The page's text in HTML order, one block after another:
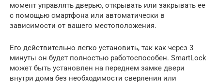
момент управлять дверью, открывать или закрывать ее
с помощью смартфона или автоматически в
зависимости от вашего местоположения.
Его действительно легко установить, так как через 3
минуты он будет полностью работоспособен. SmartLock
может быть установлен на переднем замке двери
внутри дома без необходимости сверления или